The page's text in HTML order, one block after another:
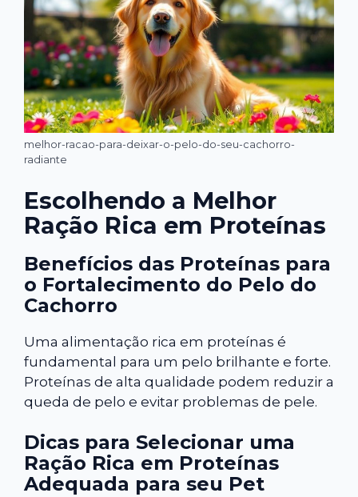
melhor-racao-para-deixar-o-pelo-do-seu-cachorro-
radiante
Escolhendo a Melhor
Ração Rica em Proteínas
Benefícios das Proteínas para
o Fortalecimento do Pelo do
Cachorro
Uma alimentação rica em proteínas é
fundamental para um pelo brilhante e forte.
Proteínas de alta qualidade podem reduzir a
queda de pelo e evitar problemas de pele.
Dicas para Selecionar uma
Ração Rica em Proteínas
Adequada para seu Pet